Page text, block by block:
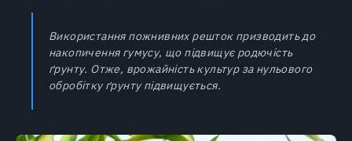
Використання пожнивних решток призводить до
накопичення гумусу, що підвищує родючість
ґрунту. Отже, врожайність культур за нульового
обробітку ґрунту підвищується.